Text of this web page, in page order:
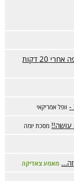
דקות
- וופל אמריקאי
עושה!! מסכת יומה
מאמע צאדיקה